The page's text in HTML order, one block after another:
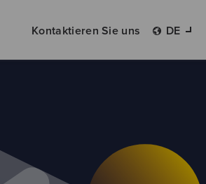
Kontaktieren Sie uns DE